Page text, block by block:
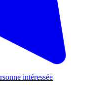
intéressée